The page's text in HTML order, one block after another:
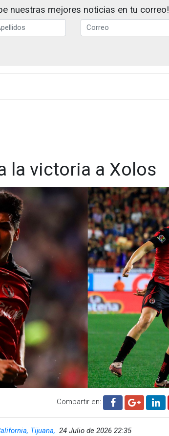
nuestras mejores noticias en tu correo!
la victoria a Xolos
Compartir en:
Tijuana, 24 Julio de 2026 22:35